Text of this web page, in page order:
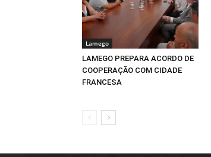
Lamego
LAMEGO PREPARA ACORDO DE
COOPERAÇÃO COM CIDADE
FRANCESA